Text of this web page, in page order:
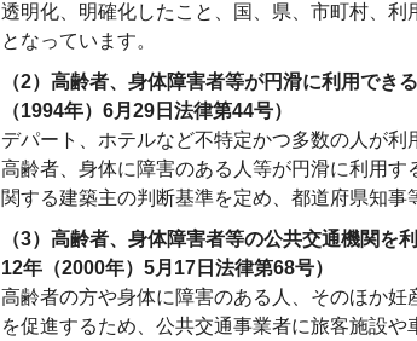
透明化、明確化したこと、国、県、市町村、
となっています。
（2）高齢者、身体障害者等が円滑に利用で
（1994年）6月29日法律第44号）
デパート、ホテルなど不特定かつ多数の人が
高齢者、身体に障害のある人等が円滑に利用
関する建築主の判断基準を定め、都道府県知事
（3）高齢者、身体障害者等の公共交通機関
12年（2000年）5月17日法律第68号）
高齢者の方や身体に障害のある人、そのほか
を促進するため、公共交通事業者に旅客施設